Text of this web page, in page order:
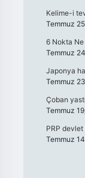
Kelime-i
Temmuz
6 Nokta
Temmuz
Japonya
Temmuz
Çoban
Temmuz
PRP
Temmuz